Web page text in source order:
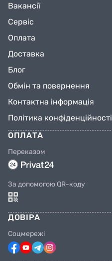
Вакансії
Сервіс
Оплата
Доставка
Блог
Обмін та повернення
Контактна інформація
Політика конфіденційності
ОПЛАТА
Переказом
За допомогою QR-коду
ДОВІРА
Соцмережі